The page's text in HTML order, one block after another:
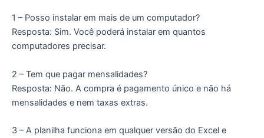
1 – Posso instalar em mais de um computador?
Resposta: Sim. Você poderá instalar em quantos
computadores precisar.
2 – Tem que pagar mensalidades?
Resposta: Não. A compra é pagamento único e não há
mensalidades e nem taxas extras.
3 – A planilha funciona em qualquer versão do Excel e